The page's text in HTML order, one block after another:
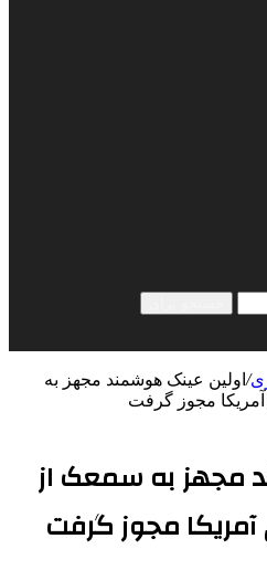
/ اولین عینک هوشمند مجهز به
مجوز گرفت
مجهز به سمعک از
آمریکا مجوز گرفت